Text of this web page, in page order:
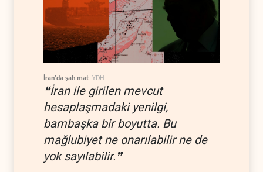
İran'da şah mat YDH
❝İran ile girilen mevcut
hesaplaşmadaki yenilgi,
bambaşka bir boyutta. Bu
mağlubiyet ne onarılabilir ne de
yok sayılabilir.❞